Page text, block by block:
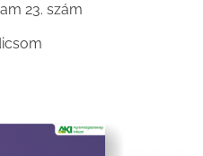
23. szám